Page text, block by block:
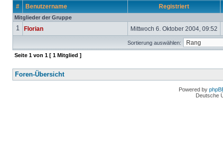
# Benutzername Registriert
Mitglieder der Gruppe
1 Florian Mittwoch 6. Oktober 2004, 09:52
Sortierung auswählen:
Seite 1 von 1 [ 1 Mitglied ]
Foren-Übersicht
Powered by
Deutsche